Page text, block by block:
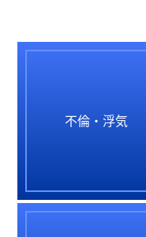
不倫・浮気